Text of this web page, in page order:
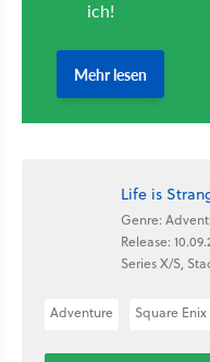
Life is
Genre:
Release:
Series X/S,
Adventure Square Enix